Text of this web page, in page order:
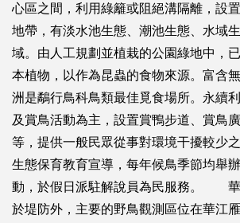
心區之間，利用綠籬或阻絕溝隔離，設
地帶，有淡水池生態、潮池生態、水域
域。由人工規劃並植栽的公園綠地中，
本植物，以作為昆蟲的食物來源。富含
洲是鷸行鳥科鳥類最佳覓食場所。永續
及賞鳥活動為主，設置賞鴨步道、賞鳥
等，提供一般民眾從事對環境干擾較少
生態保育教育宣導，每年候鳥季節均舉
動，於假日派駐解說員為民服務。 華
於堤防外，主要的野鳥觀測區位在華江